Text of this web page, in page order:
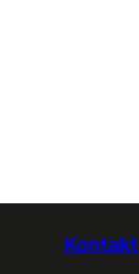
Kontakt